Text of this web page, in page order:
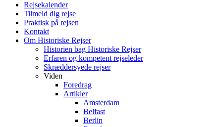
Rejsekalender
Tilmeld dig rejse
Praktisk på rejsen
Kontakt
Om Historiske Rejser
Historien bag Historiske Rejser
Erfaren og kompetent rejseleder
Skræddersyede rejser
Viden
Foredrag
Artikler
Amsterdam
Belfast
Berlin